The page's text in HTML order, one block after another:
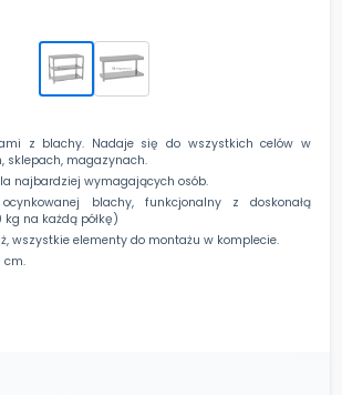
z blachy. Nadaje się do wszystkich celów w
sklepach, magazynach.
najbardziej wymagających osób.
blachy, funkcjonalny z doskonałą
na każdą półkę)
wszystkie elementy do montażu w komplecie.
cm.